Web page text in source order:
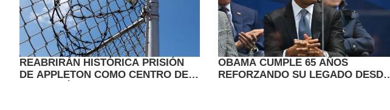
REABRIRÁN HISTÓRICA PRISIÓN
DE APPLETON COMO CENTRO DE
OBAMA CUMPLE 65 AÑOS
REFORZANDO SU LEGADO DESDE